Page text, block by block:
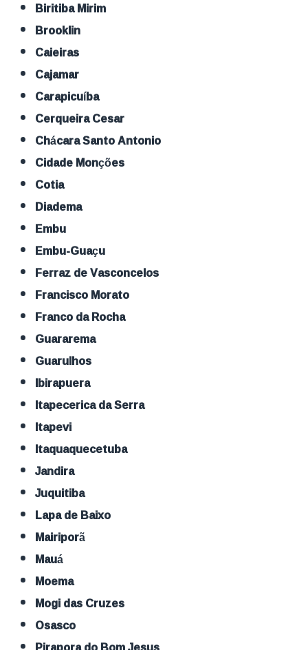
Biritiba Mirim
Brooklin
Caieiras
Cajamar
Carapicuíba
Cerqueira Cesar
Chácara Santo Antonio
Cidade Monções
Cotia
Diadema
Embu
Embu-Guaçu
Ferraz de Vasconcelos
Francisco Morato
Franco da Rocha
Guararema
Guarulhos
Ibirapuera
Itapecerica da Serra
Itapevi
Itaquaquecetuba
Jandira
Juquitiba
Lapa de Baixo
Mairiporã
Mauá
Moema
Mogi das Cruzes
Osasco